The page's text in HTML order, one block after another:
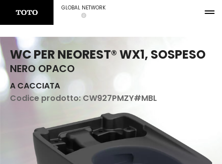
GLOBAL NETWORK
WC PER NEOREST® WX1, SOSPESO
NERO OPACO
A CACCIATA
Codice prodotto:CW927PMZY#MBL